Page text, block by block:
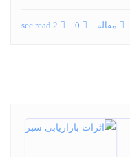
مقاله